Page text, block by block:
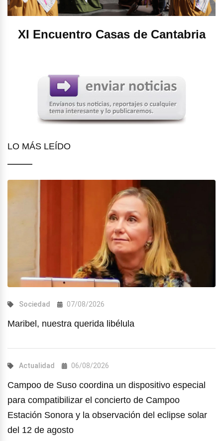
XI Encuentro Casas de Cantabria
LO MÁS LEÍDO
Sociedad 07/08/2026
Maribel, nuestra querida libélula
Actualidad 06/08/2026
Campoo de Suso coordina un dispositivo especial
para compatibilizar el concierto de Campoo
Estación Sonora y la observación del eclipse solar
del 12 de agosto